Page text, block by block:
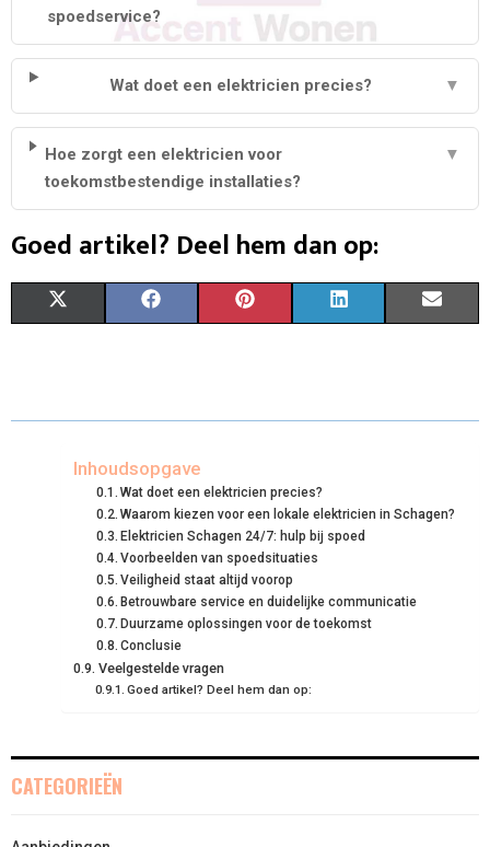
spoedservice?
Wat doet een elektricien precies? ▼
Hoe zorgt een elektricien voor
toekomstbestendige installaties?
▼
Goed artikel? Deel hem dan op:
R
E
W
I
R
O
N
E
O
O
K
R
O
N
T
R
E
S
T
R
N
K
I
R
I
Inhoudsopgave
Wat doet een elektricien precies?
Waarom kiezen voor een lokale elektricien in Schagen?
Elektricien Schagen 24/7: hulp bij spoed
Voorbeelden van spoedsituaties
Veiligheid staat altijd voorop
Betrouwbare service en duidelijke communicatie
Duurzame oplossingen voor de toekomst
Conclusie
Veelgestelde vragen
Goed artikel? Deel hem dan op:
CATEGORIEËN